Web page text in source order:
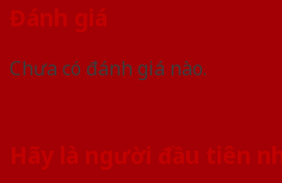
Đánh giá
Chưa có đánh giá nào.
Hãy là người đầu tiên